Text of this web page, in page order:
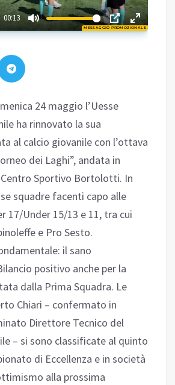
MESSAGGIO PROMOZIONALE
00:13
24 maggio l’Uesse
ha rinnovato la sua
al calcio giovanile con l’ottava
dei Laghi”, andata in
Sportivo Bortolotti. In
squadre facenti capo alle
17/Under 15/13 e 11, tra cui
e Pro Sesto.
il sano
positivo anche per la
dalla Prima Squadra. Le
Chiari – confermato in
Direttore Tecnico del
– si sono classificate al quinto
di Eccellenza e in società
alla prossima